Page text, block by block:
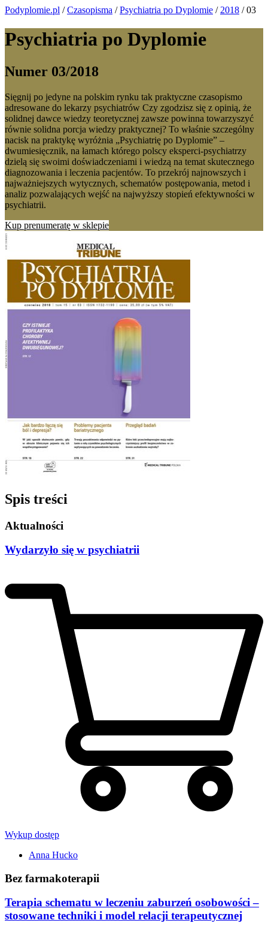
Podyplomie.pl /Czasopisma /Psychiatria po Dyplomie / 2018 / 03
Psychiatria po Dyplomie
Numer 03/2018
Sięgnij po jedyne na polskim rynku tak praktyczne czasopismo
adresowane do lekarzy psychiatrów Czy zgodzisz się z opinią, że
solidnej dawce wiedzy teoretycznej zawsze powinna towarzyszyć
równie solidna porcja wiedzy praktycznej? To właśnie szczególny
nacisk na praktykę wyróżnia „Psychiatrię po Dyplomie” –
dwumiesięcznik, na łamach którego polscy eksperci-psychiatrzy
dzielą się swoimi doświadczeniami i wiedzą na temat skutecznego
diagnozowania i leczenia pacjentów. To przekrój najnowszych i
najważniejszych wytycznych, schematów postępowania, metod i
analiz pozwalających wejść na najwyższy stopień efektywności w
psychiatrii.
Kup prenumeratę w sklepie
Spis treści
Aktualności
Wydarzyło się w psychiatrii
Wykup dostęp
Anna Hucko
Bez farmakoterapii
Terapia schematu w leczeniu zaburzeń osobowości –
stosowane techniki i model relacji terapeutycznej